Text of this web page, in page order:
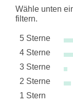
Wähle unten
filtern.
5 Sterne
4 Sterne
3 Sterne
2 Sterne
1 Stern